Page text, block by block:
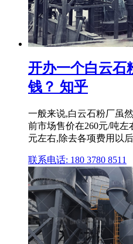
开办一个白云石
钱？ 知乎
一般来说,白云石粉厂虽
前市场售价在260元/吨
元左右,除去各项费用以
联系电话: 180 3780 8511